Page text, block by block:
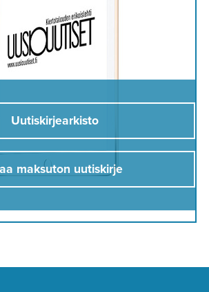
Uutiskirjearkisto
maksuton uutiskirje